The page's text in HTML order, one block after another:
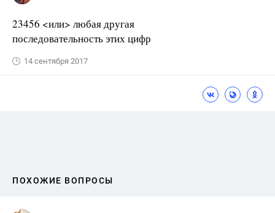
23456 <или> любая другая
последовательность этих цифр
14 сентября 2017
ПОХОЖИЕ ВОПРОСЫ